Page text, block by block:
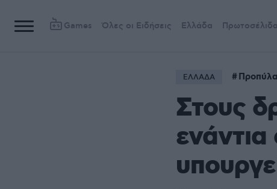
Games Όλες οι Ειδήσεις Ελλάδα Πρωτοσέλιδα
ΕΛΛΑΔΑ
Στους